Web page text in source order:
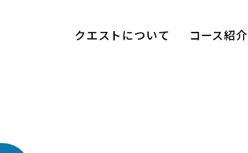
クエストについて コース紹介